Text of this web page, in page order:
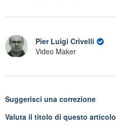
Pier Luigi Crivelli
Video Maker
Suggerisci una correzione
Valuta il titolo di questo articolo